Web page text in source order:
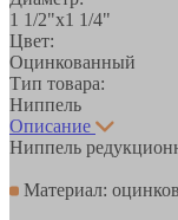
1 1/2"х1 1/4"
Цвет:
Оцинкованный
Тип товара:
Ниппель
Описание
Ниппель
Материал: